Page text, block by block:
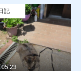
猫日記
2015.09.09